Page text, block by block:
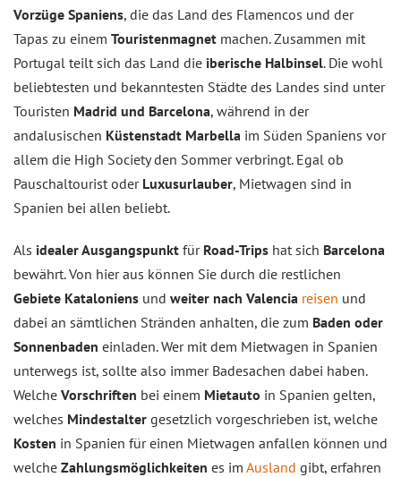
Vorzüge Spaniens, die das Land des Flamencos und der
Tapas zu einem Touristenmagnet machen. Zusammen mit
Portugal teilt sich das Land die iberische Halbinsel. Die wohl
beliebtesten und bekanntesten Städte des Landes sind unter
Touristen Madrid und Barcelona, während in der
andalusischen Küstenstadt Marbella im Süden Spaniens vor
allem die High Society den Sommer verbringt. Egal ob
Pauschaltourist oder Luxusurlauber, Mietwagen sind in
Spanien bei allen beliebt.
Als idealer Ausgangspunkt für Road-Trips hat sich Barcelona
bewährt. Von hier aus können Sie durch die restlichen
Gebiete Kataloniens und weiter nach Valencia reisen und
dabei an sämtlichen Stränden anhalten, die zum Baden oder
Sonnenbaden einladen. Wer mit dem Mietwagen in Spanien
unterwegs ist, sollte also immer Badesachen dabei haben.
Welche Vorschriften bei einem Mietauto in Spanien gelten,
welches Mindestalter gesetzlich vorgeschrieben ist, welche
Kosten in Spanien für einen Mietwagen anfallen können und
welche Zahlungsmöglichkeiten es im Ausland gibt, erfahren